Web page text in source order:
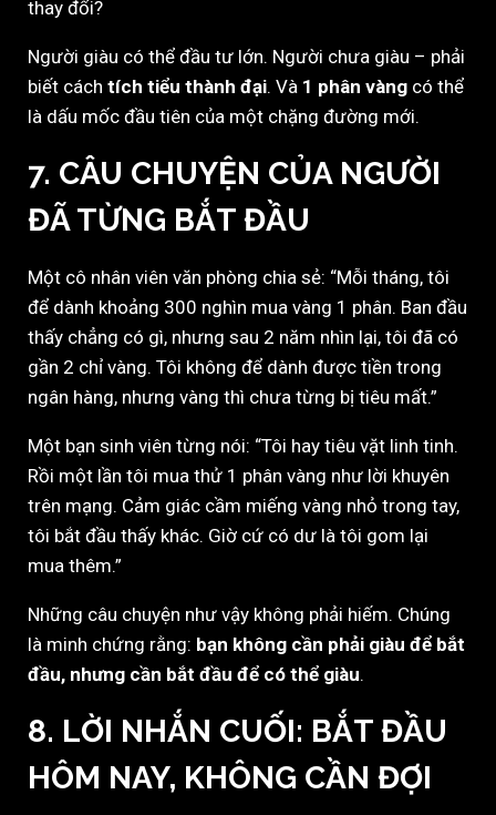
thay đổi?
Người giàu có thể đầu tư lớn. Người chưa giàu – phải
biết cách tích tiểu thành đại. Và 1 phân vàng có thể
là dấu mốc đầu tiên của một chặng đường mới.
7. CÂU CHUYỆN CỦA NGƯỜI
ĐÃ TỪNG BẮT ĐẦU
Một cô nhân viên văn phòng chia sẻ: “Mỗi tháng, tôi
để dành khoảng 300 nghìn mua vàng 1 phân. Ban đầu
thấy chẳng có gì, nhưng sau 2 năm nhìn lại, tôi đã có
gần 2 chỉ vàng. Tôi không để dành được tiền trong
ngân hàng, nhưng vàng thì chưa từng bị tiêu mất.”
Một bạn sinh viên từng nói: “Tôi hay tiêu vặt linh tinh.
Rồi một lần tôi mua thử 1 phân vàng như lời khuyên
trên mạng. Cảm giác cầm miếng vàng nhỏ trong tay,
tôi bắt đầu thấy khác. Giờ cứ có dư là tôi gom lại
mua thêm.”
Những câu chuyện như vậy không phải hiếm. Chúng
là minh chứng rằng: bạn không cần phải giàu để bắt
đầu, nhưng cần bắt đầu để có thể giàu.
8. LỜI NHẮN CUỐI: BẮT ĐẦU
HÔM NAY, KHÔNG CẦN ĐỢI